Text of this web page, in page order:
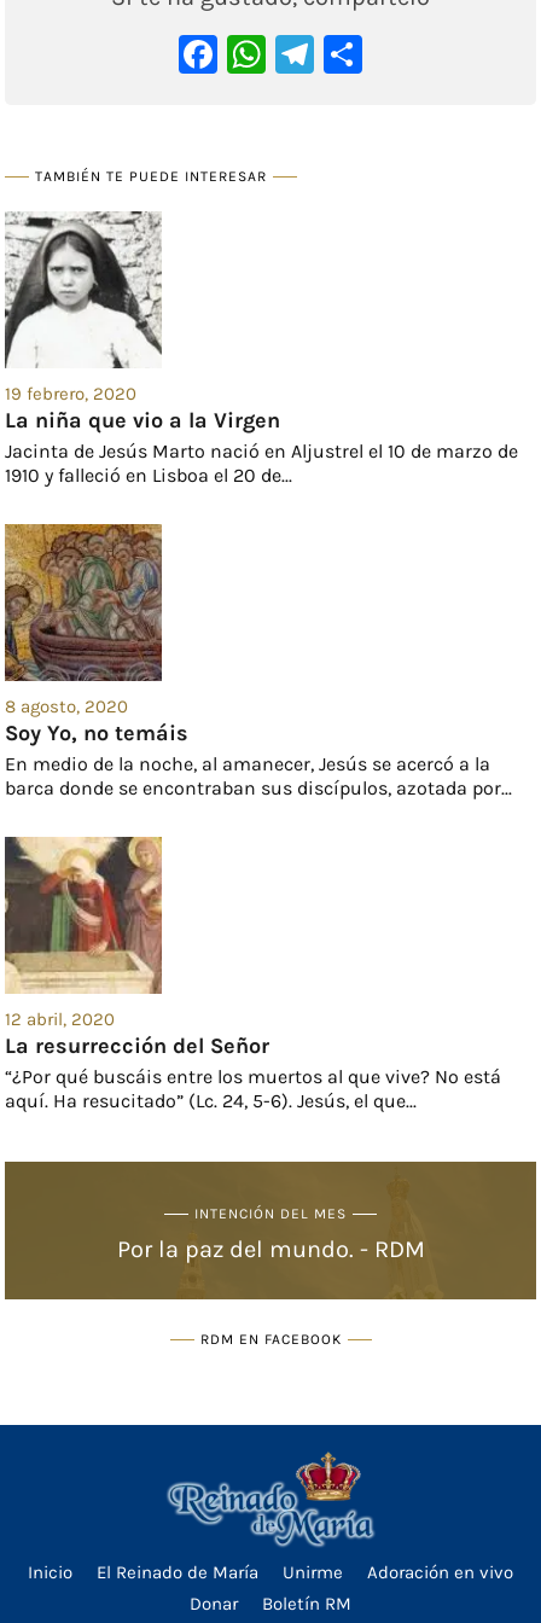
Facebook
WhatsApp
Telegram
TAMBIÉN TE PUEDE INTERESAR
19 febrero, 2020
La niña que vio a la Virgen
Jacinta de Jesús Marto nació en Aljustrel el 10 de marzo de
1910 y falleció en Lisboa el 20 de...
8 agosto, 2020
Soy Yo, no temáis
En medio de la noche, al amanecer, Jesús se acercó a la
barca donde se encontraban sus discípulos, azotada por...
12 abril, 2020
La resurrección del Señor
“¿Por qué buscáis entre los muertos al que vive? No está
aquí. Ha resucitado” (Lc. 24, 5-6). Jesús, el que...
INTENCIÓN DEL MES
Por la paz del mundo. - RDM
RDM EN FACEBOOK
Inicio El Reinado de María Unirme
Adoración en vivo
Donar
Boletín RM